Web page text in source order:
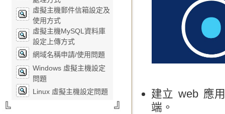
虛擬主機郵件信箱設定及
使用方式
虛擬主機MySQL資料庫
設定上傳方式
網域名稱申請/使用問題
Windows 虛擬主機設定
問題
Linux 虛擬主機設定問題
建立 web 應
端。